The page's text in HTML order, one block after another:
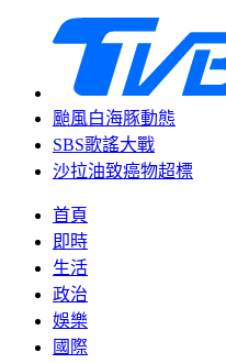
颱風白海豚動態
SBS歌謠大戰
沙拉油致癌物超標
首頁
即時
生活
政治
娛樂
國際